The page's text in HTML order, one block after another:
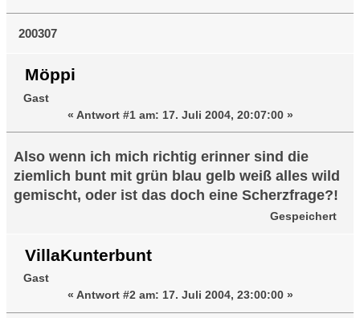
200307
Möppi
Gast
« Antwort #1 am: 17. Juli 2004, 20:07:00 »
Also wenn ich mich richtig erinner sind die
ziemlich bunt mit grün blau gelb weiß alles wild
gemischt, oder ist das doch eine Scherzfrage?!
Gespeichert
VillaKunterbunt
Gast
« Antwort #2 am: 17. Juli 2004, 23:00:00 »